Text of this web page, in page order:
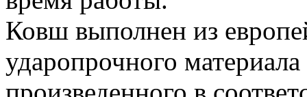
Ковш выполнен из
ударопрочного